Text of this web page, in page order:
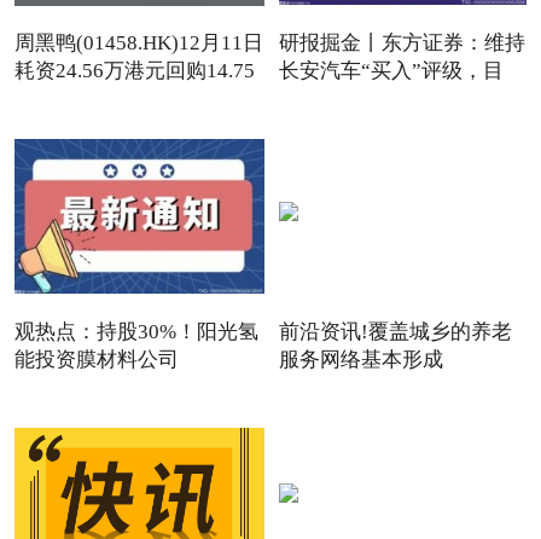
周黑鸭(01458.HK)12月11日
耗资24.56万港元回购14.75
研报掘金丨东方证券：维持
长安汽车“买入”评级，目
观热点：持股30%！阳光氢
能投资膜材料公司
前沿资讯!覆盖城乡的养老
服务网络基本形成